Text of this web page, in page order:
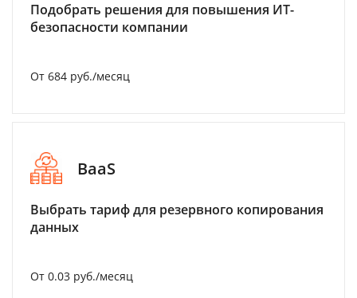
Подобрать решения для повышения ИТ-
безопасности компании
От 684 руб./месяц
BaaS
Выбрать тариф для резервного копирования
данных
От 0.03 руб./месяц